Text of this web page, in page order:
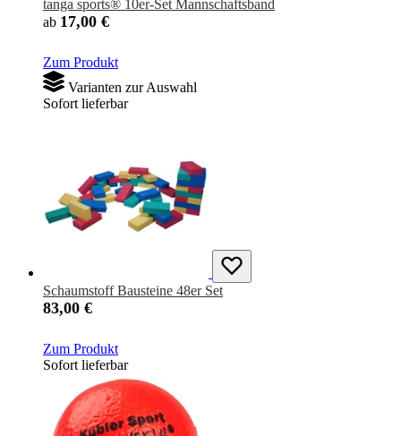
tanga sports® 10er-Set Mannschaftsband
ab 17,00 €
Zum Produkt
Varianten zur Auswahl
Sofort lieferbar
Schaumstoff Bausteine 48er Set
83,00 €
Zum Produkt
Sofort lieferbar